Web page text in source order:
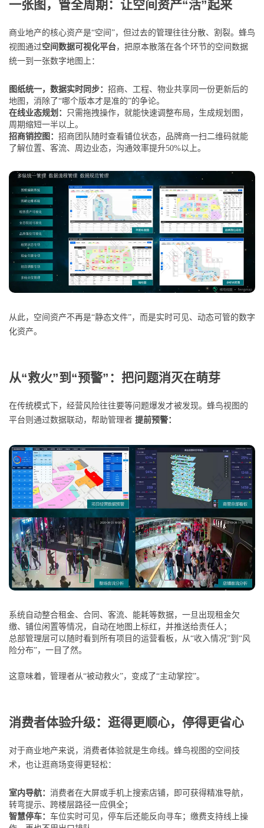
一张图，管全周期：让空间资产“活”起来
商业地产的核心资产是“空间”，但过去的管理往往分散、割裂。蜂鸟
视图通过空间数据可视化平台，把原本散落在各个环节的空间数据
统一到一张数字地图上：
图纸统一，数据实时同步： 招商、工程、物业共享同一份更新后的
地图，消除了“哪个版本才是准的”的争论。
在线业态规划：
只需拖拽操作，就能快速调整布局，生成规划图，
周期缩短一半以上。
招商销控图： 招商团队随时查看铺位状态，品牌商一扫二维码就能
了解位置、客流、周边业态，沟通效率提升50%以上。
从此，空间资产不再是“静态文件”，而是实时可见、动态可管的数字
化资产。
从“救火”到“预警”：把问题消灭在萌芽
在传统模式下，经营风险往往要等问题爆发才被发现。蜂鸟视图的
平台则通过数据联动，帮助管理者 提前预警：
系统自动整合租金、合同、客流、能耗等数据，一旦出现租金欠
缴、铺位闲置等情况，自动在地图上标红，并推送给责任人；
总部管理层可以随时看到所有项目的运营看板，从“收入情况”到“风
险分布”，一目了然。
这意味着，管理者从“被动救火”，变成了“主动掌控”。
消费者体验升级：逛得更顺心，停得更省心
对于商业地产来说，消费者体验就是生命线。蜂鸟视图的空间技
术，也让逛商场变得更轻松：
室内导航： 消费者在大屏或手机上搜索店铺，即可获得精准导航，
转弯提示、跨楼层路径一应俱全；
智慧停车： 车位实时可见，停车后还能反向寻车；缴费支持线上操